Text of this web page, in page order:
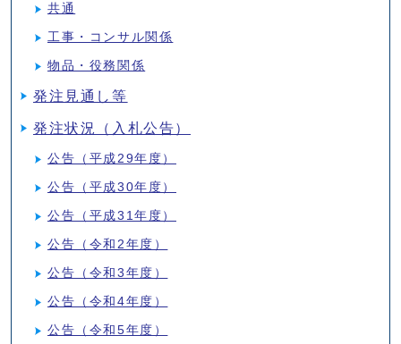
共通
工事・コンサル関係
物品・役務関係
発注見通し等
発注状況（入札公告）
公告（平成29年度）
公告（平成30年度）
公告（平成31年度）
公告（令和2年度）
公告（令和3年度）
公告（令和4年度）
公告（令和5年度）